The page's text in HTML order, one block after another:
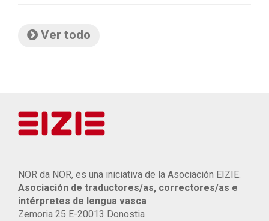
Ver todo
NOR da NOR, es una iniciativa de la Asociación EIZIE.
Asociación de traductores/as, correctores/as e
intérpretes de lengua vasca
Zemoria 25 E-20013 Donostia